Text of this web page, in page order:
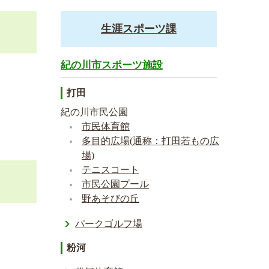
生涯スポーツ課
紀の川市スポーツ施設
打田
紀の川市民公園
市民体育館
多目的広場(通称：打田若もの広
場)
テニスコート
市民公園プール
野あそびの丘
パークゴルフ場
粉河